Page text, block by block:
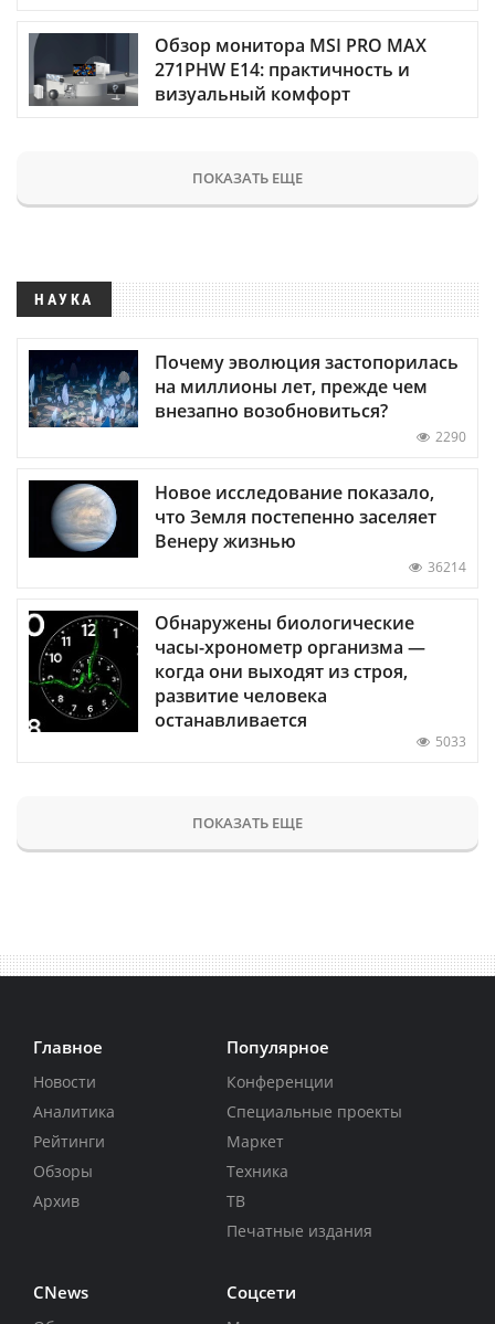
Обзор монитора MSI PRO MAX
271PHW E14: практичность и
визуальный комфорт
ПОКАЗАТЬ ЕЩЕ
НАУКА
Почему эволюция застопорилась
на миллионы лет, прежде чем
внезапно возобновиться?
2290
Новое исследование показало,
что Земля постепенно заселяет
Венеру жизнью
36214
Обнаружены биологические
часы-хронометр организма —
когда они выходят из строя,
развитие человека
останавливается
5033
ПОКАЗАТЬ ЕЩЕ
Главное
Новости
Аналитика
Рейтинги
Обзоры
Архив
Популярное
Конференции
Специальные проекты
Маркет
Техника
ТВ
Печатные издания
CNews Соцсети